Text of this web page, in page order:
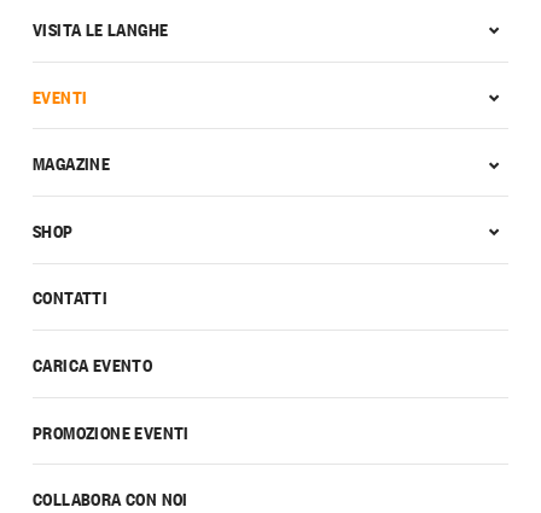
CONTATTI
CARICA EVENTO
PROMOZIONE EVENTI
COLLABORA CON NOI
VISITA LE LANGHE
EVENTI
MAGAZINE
SHOP